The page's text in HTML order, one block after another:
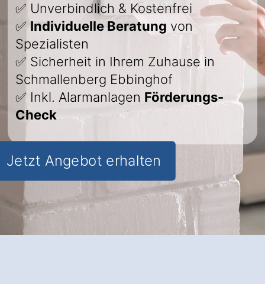
✅ Unverbindlich & Kostenfrei
✅Individuelle Beratung von
Spezialisten
✅ Sicherheit in Ihrem Zuhause in
Schmallenberg Ebbinghof
✅ Inkl. Alarmanlagen Förderungs-
Check
Jetzt Angebot erhalten